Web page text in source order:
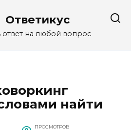
Ответикус
ответ на любой вопрос
найти
ПРОСМОТРОВ